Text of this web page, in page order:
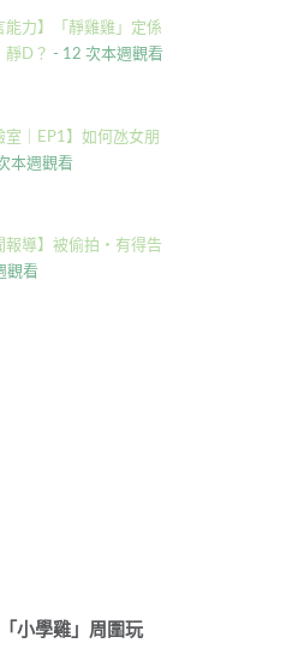
能力】「靜雞雞」定係
靜D？ - 12 次本週觀看
室｜EP1】如何氹女朋
本週觀看
報導】被偷拍・有得告
觀看
小學雞」周圍玩